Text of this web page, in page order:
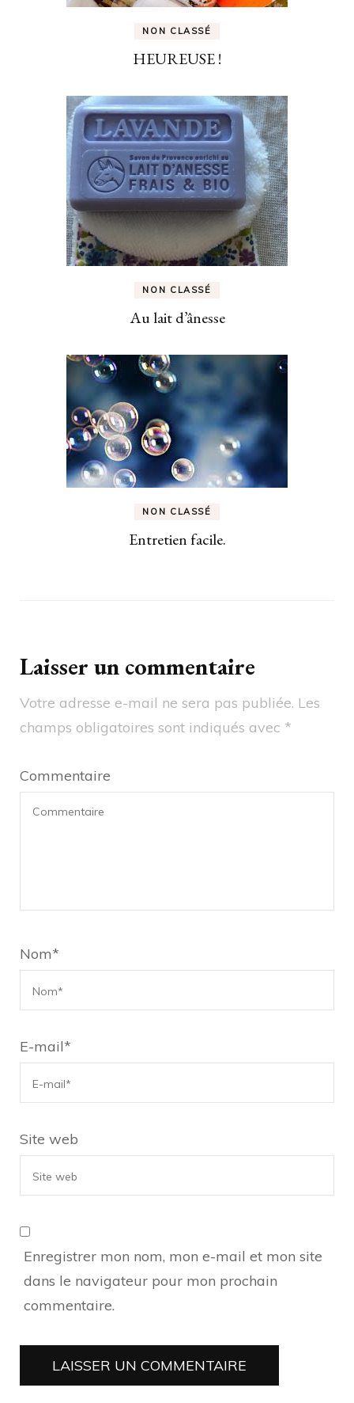
NON CLASSÉ
HEUREUSE !
NON CLASSÉ
Au lait d’ânesse
NON CLASSÉ
Entretien facile.
Laisser un commentaire
Votre adresse e-mail ne sera pas publiée. Les
champs obligatoires sont indiqués avec *
Commentaire
Nom*
E-mail*
Site web
Enregistrer mon nom, mon e-mail et mon site
dans le navigateur pour mon prochain
commentaire.